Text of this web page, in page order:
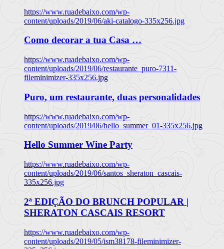
https://www.ruadebaixo.com/wp-
content/uploads/2019/06/aki-catalogo-335x256.jpg
Como decorar a tua Casa …
https://www.ruadebaixo.com/wp-
content/uploads/2019/06/restaurante_puro-7311-
fileminimizer-335x256.jpg
Puro, um restaurante, duas personalidades
https://www.ruadebaixo.com/wp-
content/uploads/2019/06/hello_summer_01-335x256.jpg
Hello Summer Wine Party
https://www.ruadebaixo.com/wp-
content/uploads/2019/06/santos_sheraton_cascais-
335x256.jpg
2ª EDIÇÃO DO BRUNCH POPULAR |
SHERATON CASCAIS RESORT
https://www.ruadebaixo.com/wp-
content/uploads/2019/05/ism38178-fileminimizer-